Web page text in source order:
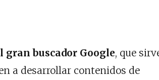
buscador Google, que
a desarrollar contenidos de